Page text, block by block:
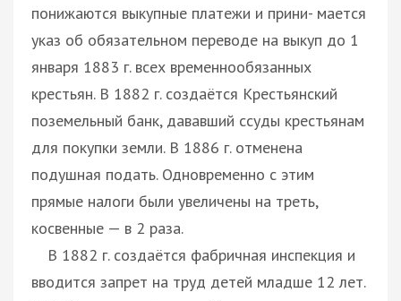
понижаются выкупные платежи и прини- мается
указ об обязательном переводе на выкуп до 1
января 1883 г. всех временнообязанных
крестьян. В 1882 г. создаётся Крестьянский
поземельный банк, дававший ссуды крестьянам
для покупки земли. В 1886 г. отменена
подушная подать. Одновременно с этим
прямые налоги были увеличены на треть,
косвенные — в 2 раза.
В 1882 г. создаётся фабричная инспекция и
вводится запрет на труд детей младше 12 лет.